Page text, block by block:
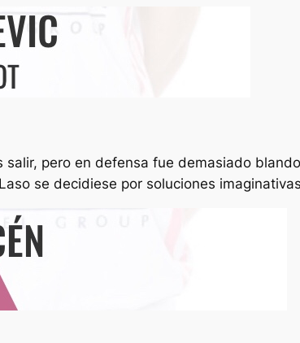
pero en defensa fue demasiado
se decidiese por soluciones